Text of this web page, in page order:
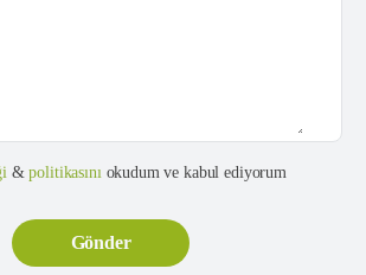
&politikasınıokudum ve kabul ediyorum